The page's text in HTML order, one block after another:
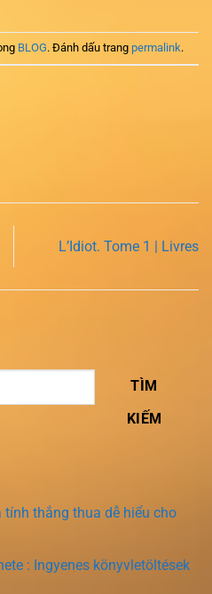
BLOG. Đánh dấu trang permalink.
L’Idiot. Tome 1 | Livres
TÌM
KIẾM
tính thắng thua dễ hiểu cho
: Ingyenes könyvletöltések